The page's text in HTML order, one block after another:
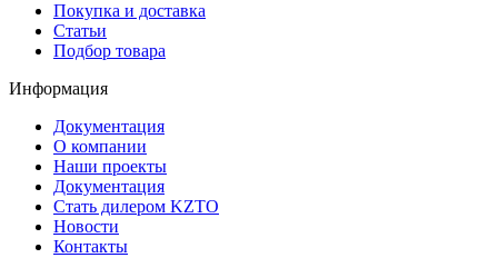
Покупка и доставка
Статьи
Подбор товара
Информация
Документация
О компании
Наши проекты
Документация
Стать дилером KZTO
Новости
Контакты